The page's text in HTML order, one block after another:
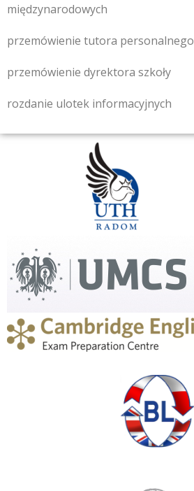
międzynarodowych
przemówienie tutora personalnego
przemówienie dyrektora szkoły
rozdanie ulotek informacyjnych